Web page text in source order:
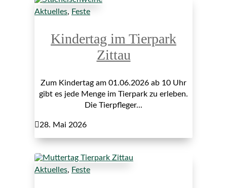
Aktuelles, Feste
Kindertag im Tierpark
Zittau
Zum Kindertag am 01.06.2026 ab 10 Uhr
gibt es jede Menge im Tierpark zu erleben.
Die Tierpfleger...
28. Mai 2026
Aktuelles, Feste